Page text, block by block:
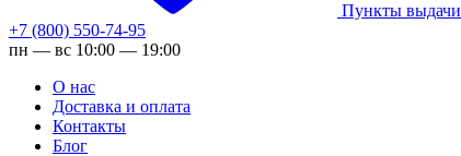
Пункты выдачи
+7 (800) 550-74-95
пн — вс 10:00 — 19:00
О нас
Доставка и оплата
Контакты
Блог